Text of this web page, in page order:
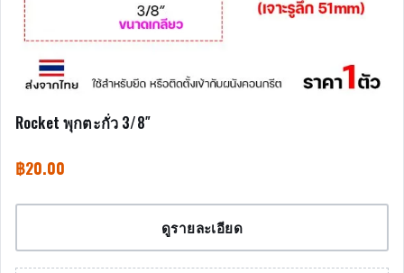
Rocket พุกตะกั่ว 3/8″
฿20.00
ดูรายละเอียด